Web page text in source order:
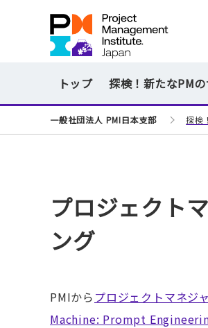
トップ 探検！新たなPM
一般社団法人 PMI日本支部 探検
プロジェクト
ング
PMIから プロジェクトマネジ
Machine: Prompt